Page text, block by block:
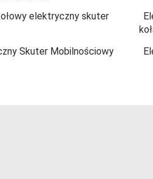
elektryczny skuter
Skuter Mobilnościowy